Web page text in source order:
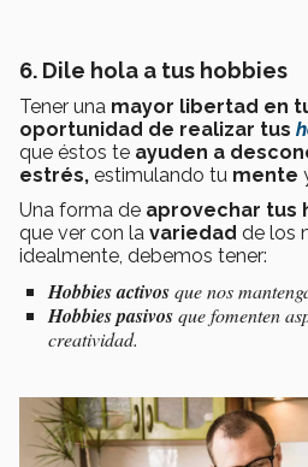
6. Dile hola a tus hobbies
Tener una mayor libertad en
oportunidad de realizar tus
que éstos te ayuden a
estrés, estimulando tu mente
Una forma de aprovechar tus
que ver con la variedad de los
idealmente, debemos tener:
Hobbies activosque nos
Hobbies pasivosque fomenten
creatividad.